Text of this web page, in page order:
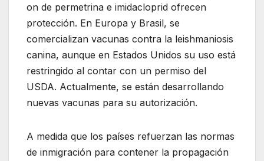
on de permetrina e imidacloprid ofrecen
protección. En Europa y Brasil, se
comercializan vacunas contra la leishmaniosis
canina, aunque en Estados Unidos su uso está
restringido al contar con un permiso del
USDA. Actualmente, se están desarrollando
nuevas vacunas para su autorización.
A medida que los países refuerzan las normas
de inmigración para contener la propagación